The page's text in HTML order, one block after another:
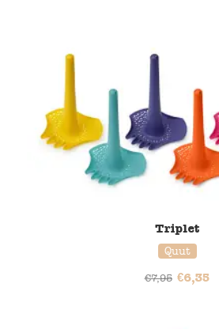
Triplet
Quut
€7,95 €6,35